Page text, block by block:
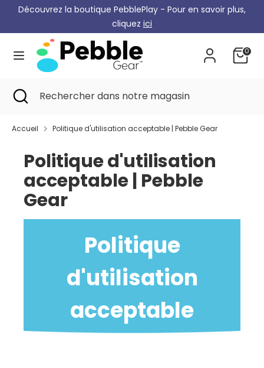
content
Découvrez la boutique PebblePlay - Pour en savoir plus,
cliquez ici
0
Recherche
Rechercher
dans
magasin
RechercheRechercher
magasin
Recherche
de
Accueil Politique d'utilisation acceptable | Pebble Gear
Politique d'utilisation
acceptable | Pebble
Gear
Politique
d'utilisation
acceptable